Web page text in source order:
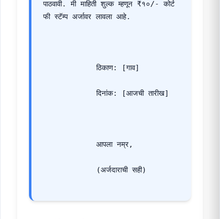
पाठवावी. मी माहिती शुल्क म्हणून ₹१०/- कोर्ट
फी स्टॅम्प अर्जावर लावला आहे.
            ठिकाण: [गाव]
            दिनांक: [आजची तारीख]
            आपला नम्र,